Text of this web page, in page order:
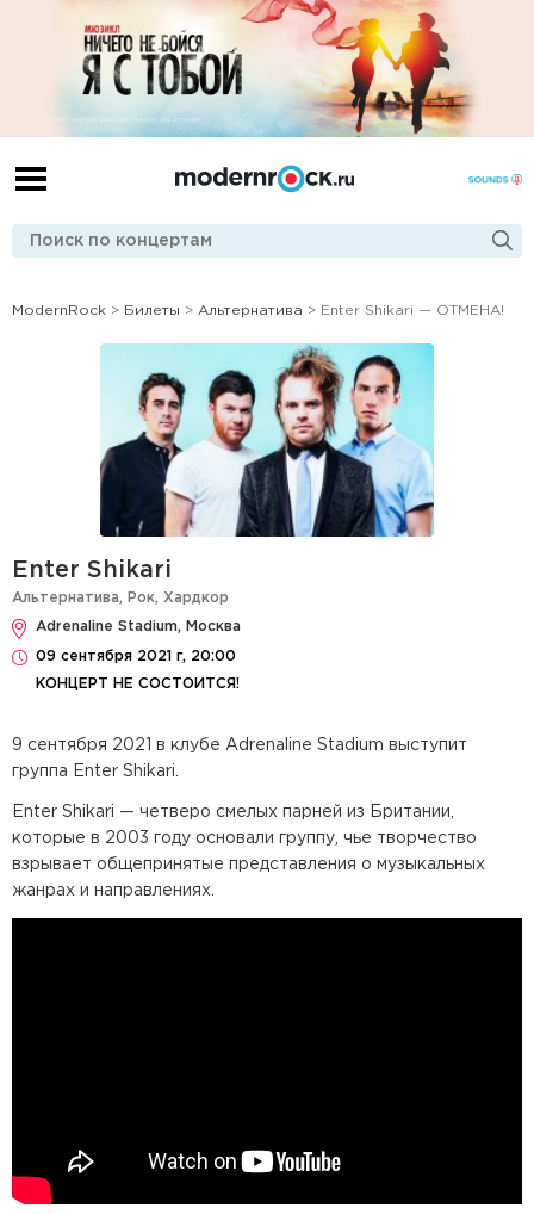
ModernRock > Билеты > Альтернатива > Enter Shikari — ОТМЕНА!
Enter Shikari
Альтернатива, Рок, Хардкор
Adrenaline Stadium, Москва
09 сентября 2021 г, 20:00
КОНЦЕРТ НЕ СОСТОИТСЯ!
9 сентября 2021 в клубе Adrenaline Stadium выступит
группа Enter Shikari.
Enter Shikari — четверо смелых парней из Британии,
которые в 2003 году основали группу, чье творчество
взрывает общепринятые представления о музыкальных
жанрах и направлениях.